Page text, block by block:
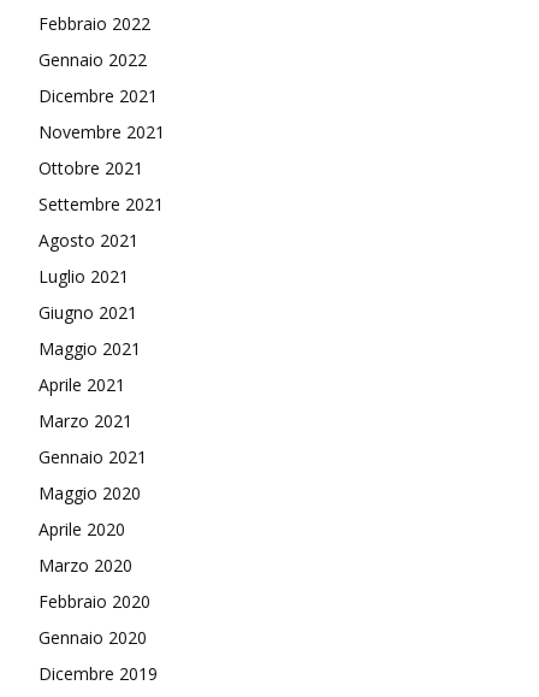
Febbraio 2022
Gennaio 2022
Dicembre 2021
Novembre 2021
Ottobre 2021
Settembre 2021
Agosto 2021
Luglio 2021
Giugno 2021
Maggio 2021
Aprile 2021
Marzo 2021
Gennaio 2021
Maggio 2020
Aprile 2020
Marzo 2020
Febbraio 2020
Gennaio 2020
Dicembre 2019